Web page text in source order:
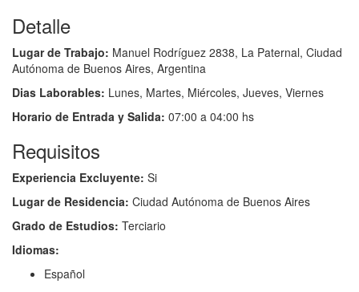
Detalle
Lugar de Trabajo: Manuel Rodríguez 2838, La Paternal, Ciudad
Autónoma de Buenos Aires, Argentina
Dias Laborables: Lunes, Martes, Miércoles, Jueves, Viernes
Horario de Entrada y Salida: 07:00 a 04:00 hs
Requisitos
Experiencia Excluyente: Si
Lugar de Residencia: Ciudad Autónoma de Buenos Aires
Grado de Estudios: Terciario
Idiomas:
Español